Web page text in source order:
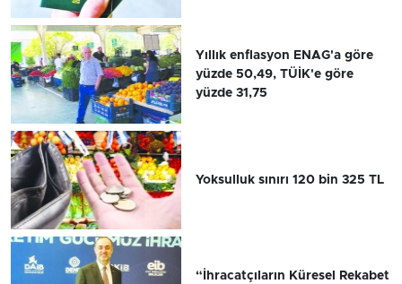
Yıllık enflasyon ENAG'a göre
yüzde 50,49, TÜİK'e göre
yüzde 31,75
Yoksulluk sınırı 120 bin 325 TL
“İhracatçıların Küresel Rekabet